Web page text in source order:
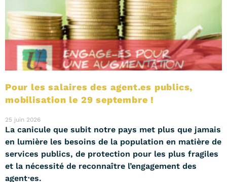
Pour les salaires des agent.es publics,
mobilisation le 29 septembre !
25 juin 2026
La canicule que subit notre pays met plus que jamais
en lumière les besoins de la population en matière de
services publics, de protection pour les plus fragiles
et la nécessité de reconnaître l’engagement des
agent⋅es.